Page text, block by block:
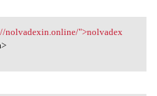
nolvadexin
nolvadexin.online/">nolvadex